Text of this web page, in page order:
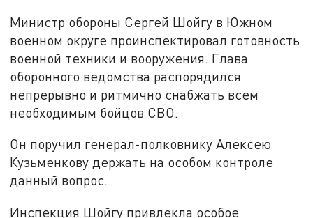
Министр обороны Сергей Шойгу в Южном
военном округе проинспектировал готовность
военной техники и вооружения. Глава
оборонного ведомства распорядился
непрерывно и ритмично снабжать всем
необходимым бойцов СВО.
Он поручил генерал-полковнику Алексею
Кузьменкову держать на особом контроле
данный вопрос.
Инспекция Шойгу привлекла особое